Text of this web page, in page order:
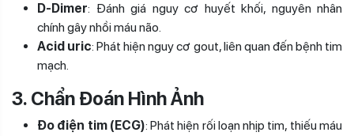
D-Dimer: Đánh giá nguy cơ huyết khối, nguyên nhân
chính gây nhồi máu não.
Acid uric: Phát hiện nguy cơ gout, liên quan đến bệnh tim
mạch.
3. Chẩn Đoán Hình Ảnh
Đo điện tim (ECG): Phát hiện rối loạn nhịp tim, thiếu máu